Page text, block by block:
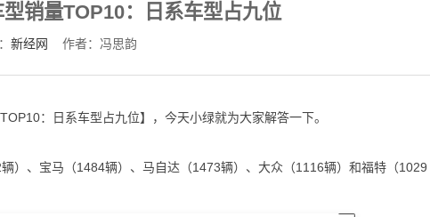
销量TOP10：日系车型占九位
新经网 作者：冯思韵
：日系车型占九位】，今天小绿就为大家解答一下。
、宝马（1484辆）、马自达（1473辆）、大众（1116辆）和福特（1029